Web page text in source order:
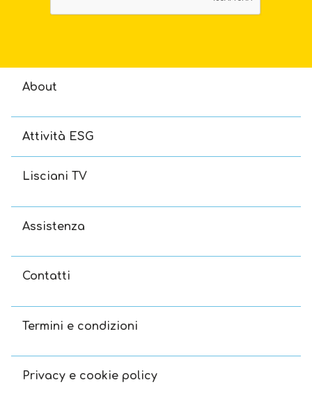
About
Attività ESG
Lisciani TV
Assistenza
Contatti
Termini e condizioni
Privacy e cookie policy